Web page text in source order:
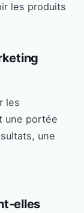
les produits
les
une portée
une
elles